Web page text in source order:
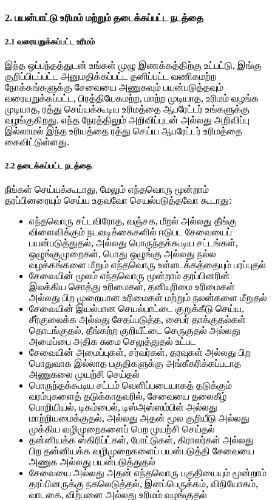
2. பயன்பாட்டு உரிமம் மற்றும் தடைக்கப்பட்ட நடத்தை
2.1 வரையறுக்கப்பட்ட உரிமம்
இந்த ஒப்பந்தத்துடன் உங்கள் முழு இணக்கத்திற்கு உட்பட்டு, இங்கு
குறிப்பிடப்பட்ட அனுமதிக்கப்பட்ட தனிப்பட்ட வணிகமற்ற
நோக்கங்களுக்கு சேவையை அணுகவும் பயன்படுத்தவும்
வரையறுக்கப்பட்ட, பிரத்தியேகமற்ற, மாற்ற முடியாத, உரிமம் வழங்க
முடியாத, ரத்து செய்யக்கூடிய உரிமத்தை ஆபரேட்டர் உங்களுக்கு
வழங்குகிறது. எந்த நேரத்திலும் அறிவிப்புடன் அல்லது அறிவிப்பு
இல்லாமல் இந்த உரியத்தை ரத்து செய்ய ஆபரேட்டர் உரிமத்தை
கைவிட்டுள்ளது.
2.2 தடைக்கப்பட்ட நடத்தை
நீங்கள் செய்யக்கூடாது, மேலும் எந்தவொரு மூன்றாம்
தரப்பினரையும் செய்ய உதவவோ செயல்படுத்தவோ கூடாது:
எந்தவொரு சட்டவிரோத, வஞ்சக, மீறல் அல்லது தீங்கு
விளைவிக்கும் நடவடிக்கைகளில் ஈடுபட சேவையைப்
பயன்படுத்துதல், அல்லது பொருந்தக்கூடிய சட்டங்கள்,
ஒழுங்குமுறைகள், பொது ஒழுங்கு அல்லது நல்ல
வழக்கங்களை மீறும் எந்தவொரு உள்ளடக்கத்தையும் பரப்புதல்
சேவையின் மூலம் எந்தவொரு மூன்றாம் தரப்பினரின்
இலக்கிய சொத்து உரிமைகள், தனியுரிமை உரிமைகள்
அல்லது பிற முறையான உரிமைகள் மற்றும் நலன்களை மீறுதல்
சேவையின் இயல்பான செயல்பாட்டை குறுக்கீடு செய்ய,
சீர்குலைக்க அல்லது சேதப்படுத்த, சைபர் தாக்குதல்கள்
தொடங்குதல், தீங்கற்ற குறியீட்டை செருகுதல் அல்லது
அமைப்பை அதிக சுமை செலுத்துதல் உட்பட
சேவையின் அமைப்புகள், சர்வர்கள், தரவுகள் அல்லது பிற
பொதுவாக இல்லாத பகுதிகளுக்கு அங்கீகரிக்கப்படாத
அணுகலை முயற்சி செய்தல்
பொருந்தக்கூடிய சட்டம் வெளிப்படையாகத் தடுக்கும்
வரம்புகளைத் தடுக்காதவரில், சேவையை தலைகீழ்
பொறியியல், டிகம்பைல், டிஸ்அஸ்ஸம்பிள் அல்லது
மாற்றியமைக்குதல், அல்லது அதன் மூல குறியீடு அல்லது
முக்கிய வழிமுறைகளைப் பெற முயற்சி செய்தல்
தன்னியக்க ஸ்கிரிப்ட்கள், போட்டுகள், கிராலர்கள் அல்லது
பிற தன்னியக்க வழிமுறைகளைப் பயன்படுத்தி சேவையை
அணுக அல்லது பயன்படுத்துதல்
சேவையை அல்லது அதன் எந்தவொரு பகுதியையும் மூன்றாம்
தரப்பினருக்கு நகலெடுத்தல், இனப்பெருக்கம், விநியோகம்,
வாடகை, விற்பனை அல்லது உரிமம் வழங்குதல்